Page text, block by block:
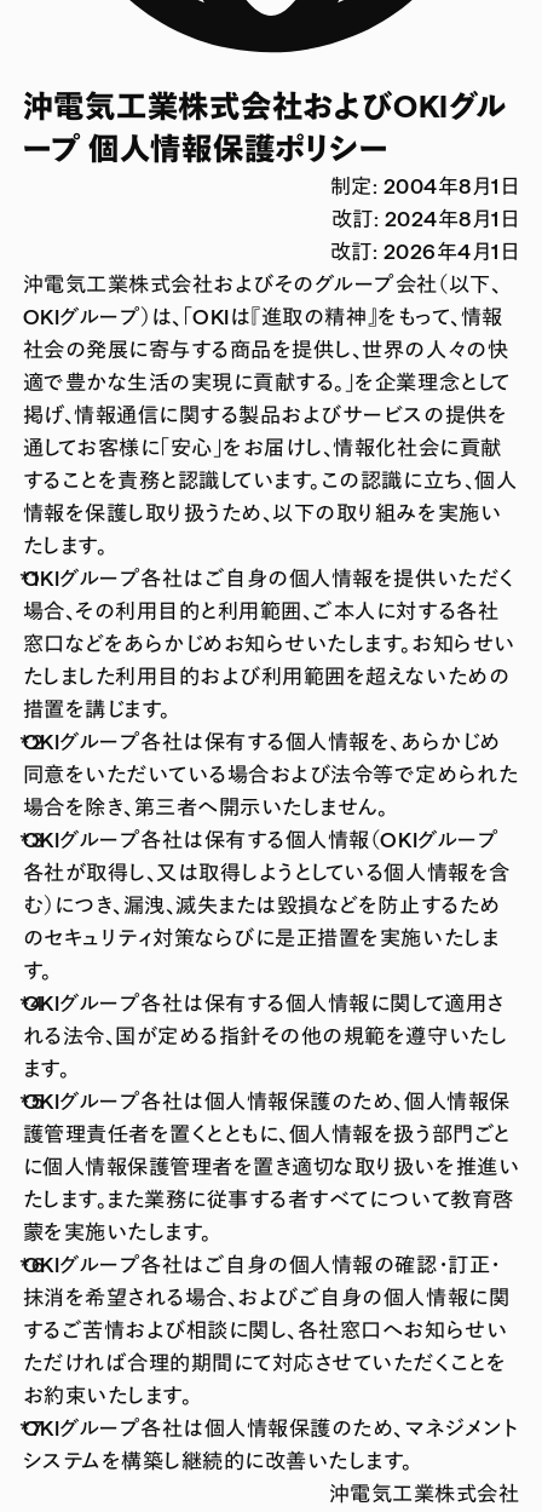
沖電気工業株式会社およびOKIグル
ープ 個人情報保護ポリシー
制定: 2004年8月1日
改訂: 2024年8月1日
改訂: 2026年4月1日
沖電気工業株式会社およびそのグループ会社（以下、
OKIグループ）は、「OKIは『進取の精神』をもって、情報
社会の発展に寄与する商品を提供し、世界の人々の快
適で豊かな生活の実現に貢献する。」を企業理念として
掲げ、情報通信に関する製品およびサービスの提供を
通してお客様に「安心」をお届けし、情報化社会に貢献
することを責務と認識しています。この認識に立ち、個人
情報を保護し取り扱うため、以下の取り組みを実施い
たします。
OKIグループ各社はご自身の個人情報を提供いただく
場合、その利用目的と利用範囲、ご本人に対する各社
窓口などをあらかじめお知らせいたします。お知らせい
たしました利用目的および利用範囲を超えないための
措置を講じます。
OKIグループ各社は保有する個人情報を、あらかじめ
同意をいただいている場合および法令等で定められた
場合を除き、第三者へ開示いたしません。
OKIグループ各社は保有する個人情報（OKIグループ
各社が取得し、又は取得しようとしている個人情報を含
む）につき、漏洩、滅失または毀損などを防止するため
のセキュリティ対策ならびに是正措置を実施いたしま
す。
OKIグループ各社は保有する個人情報に関して適用さ
れる法令、国が定める指針その他の規範を遵守いたし
ます。
OKIグループ各社は個人情報保護のため、個人情報保
護管理責任者を置くとともに、個人情報を扱う部門ごと
に個人情報保護管理者を置き適切な取り扱いを推進い
たします。また業務に従事する者すべてについて教育啓
蒙を実施いたします。
OKIグループ各社はご自身の個人情報の確認・訂正・
抹消を希望される場合、およびご自身の個人情報に関
するご苦情および相談に関し、各社窓口へお知らせい
ただければ合理的期間にて対応させていただくことを
お約束いたします。
OKIグループ各社は個人情報保護のため、マネジメント
システムを構築し継続的に改善いたします。
沖電気工業株式会社